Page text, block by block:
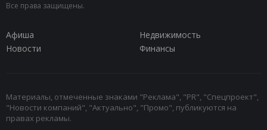
Все права защищены.
Афиша
Недвижимость
Новости
Финансы
Материалы, отмеченные знаками "Реклама", "PR", "Спецпроект",
"Новости компаний", "Актуально", "Промо", публикуются на
правах рекламы.